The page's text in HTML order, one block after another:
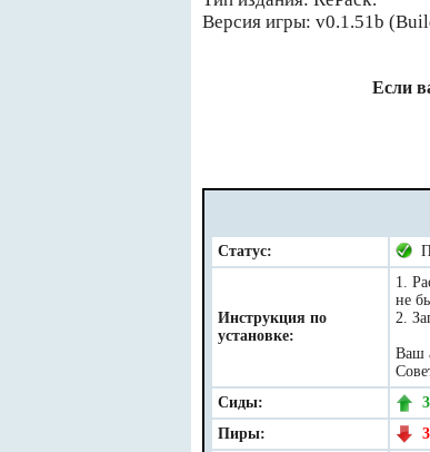
Версия игры: v0.1.51b
Если
Статус:
Инструкция по
установке:
1.
не
2.
Ваш
Сиды:
Пиры: